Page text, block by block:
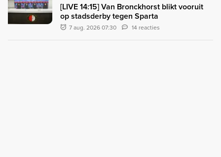
[LIVE 14:15] Van Bronckhorst blikt vooruit
op stadsderby tegen Sparta
7 aug. 2026 07:30 14 reacties